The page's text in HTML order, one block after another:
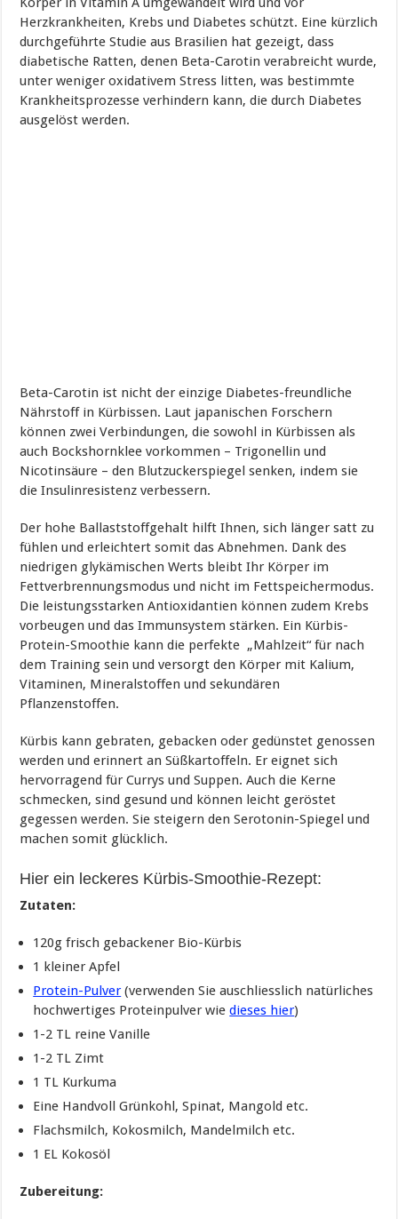
Herzkrankheiten, Krebs und Diabetes schützt. Eine kürzlich
durchgeführte Studie aus Brasilien hat gezeigt, dass
diabetische Ratten, denen Beta-Carotin verabreicht wurde,
unter weniger oxidativem Stress litten, was bestimmte
Krankheitsprozesse verhindern kann, die durch Diabetes
ausgelöst werden.
Beta-Carotin ist nicht der einzige Diabetes-freundliche
Nährstoff in Kürbissen. Laut japanischen Forschern
können zwei Verbindungen, die sowohl in Kürbissen als
auch Bockshornklee vorkommen – Trigonellin und
Nicotinsäure – den Blutzuckerspiegel senken, indem sie
die Insulinresistenz verbessern.
Der hohe Ballaststoffgehalt hilft Ihnen, sich länger satt zu
fühlen und erleichtert somit das Abnehmen. Dank des
niedrigen glykämischen Werts bleibt Ihr Körper im
Fettverbrennungsmodus und nicht im Fettspeichermodus.
Die leistungsstarken Antioxidantien können zudem Krebs
vorbeugen und das Immunsystem stärken. Ein Kürbis-
Protein-Smoothie kann die perfekte „Mahlzeit“ für nach
dem Training sein und versorgt den Körper mit Kalium,
Vitaminen, Mineralstoffen und sekundären
Pflanzenstoffen.
Kürbis kann gebraten, gebacken oder gedünstet genossen
werden und erinnert an Süßkartoffeln. Er eignet sich
hervorragend für Currys und Suppen. Auch die Kerne
schmecken, sind gesund und können leicht geröstet
gegessen werden. Sie steigern den Serotonin-Spiegel und
machen somit glücklich.
Hier ein leckeres Kürbis-Smoothie-Rezept:
Zutaten:
120g frisch gebackener Bio-Kürbis
1 kleiner Apfel
Protein-Pulver(verwenden Sie auschliesslich natürliches
hochwertiges Proteinpulver wiedieses hier)
1-2 TL reine Vanille
1-2 TL Zimt
1 TL Kurkuma
Eine Handvoll Grünkohl, Spinat, Mangold etc.
Flachsmilch, Kokosmilch, Mandelmilch etc.
1 EL Kokosöl
Zubereitung: